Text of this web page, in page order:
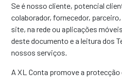
Se é nosso cliente, potencial
colaborador, fornecedor,
site, na rede ou aplicações
deste documento e a leitura dos
nossos serviços.
A XL Conta promove a protecção